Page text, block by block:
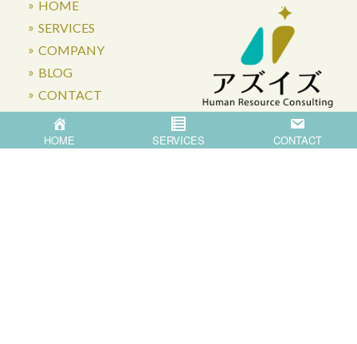
HOME
SERVICES
COMPANY
BLOG
CONTACT
〒871-0007 大分県中津市蛎瀬770
HOME SERVICES CONTACT